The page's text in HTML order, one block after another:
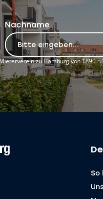
Nachname
zu Hamburg von 1890 r.
So